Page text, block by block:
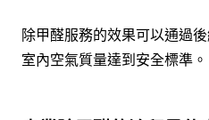
除甲醛服務的效果可以通過
室內空氣質量達到安全標準。